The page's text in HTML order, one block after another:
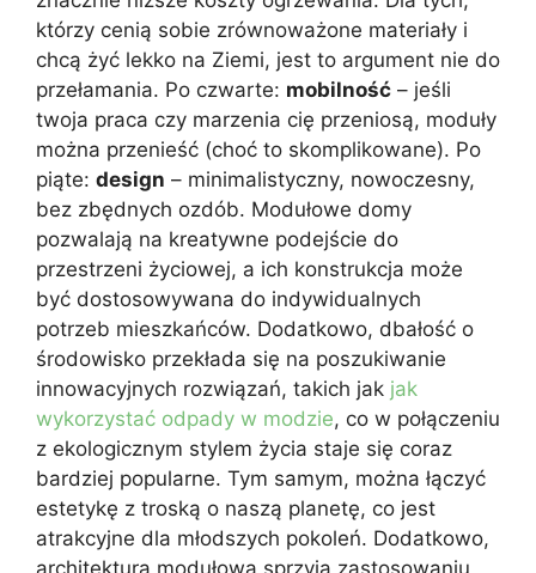
którzy cenią sobie zrównoważone materiały i
chcą żyć lekko na Ziemi, jest to argument nie do
przełamania. Po czwarte: mobilność – jeśli
twoja praca czy marzenia cię przeniosą, moduły
można przenieść (choć to skomplikowane). Po
piąte: design – minimalistyczny, nowoczesny,
bez zbędnych ozdób. Modułowe domy
pozwalają na kreatywne podejście do
przestrzeni życiowej, a ich konstrukcja może
być dostosowywana do indywidualnych
potrzeb mieszkańców. Dodatkowo, dbałość o
środowisko przekłada się na poszukiwanie
innowacyjnych rozwiązań, takich jak jak
wykorzystać odpady w modzie, co w połączeniu
z ekologicznym stylem życia staje się coraz
bardziej popularne. Tym samym, można łączyć
estetykę z troską o naszą planetę, co jest
atrakcyjne dla młodszych pokoleń. Dodatkowo,
architektura modułowa sprzyja zastosowaniu